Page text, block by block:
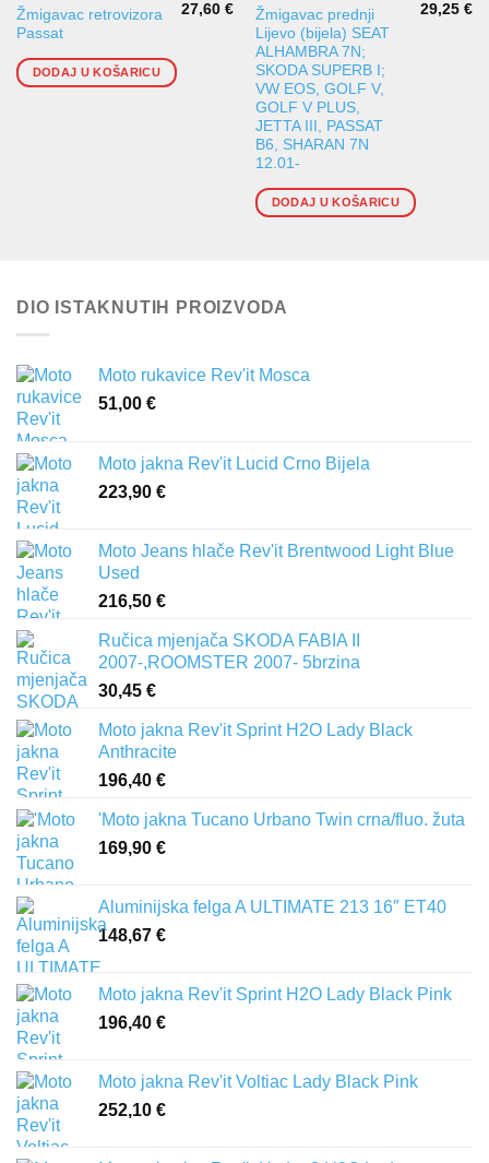
Žmigavac retrovizora
Passat
27,60€
DODAJ U KOŠARICU
Žmigavac prednji
Lijevo (bijela) SEAT
ALHAMBRA 7N;
SKODA SUPERB I;
VW EOS, GOLF V,
GOLF V PLUS,
JETTA III, PASSAT
B6, SHARAN 7N
12.01-
29,25€
DODAJ U KOŠARICU
DIO ISTAKNUTIH PROIZVODA
Moto rukavice Rev'it Mosca
51,00 €
Moto jakna Rev'it Lucid Crno Bijela
223,90 €
Moto Jeans hlače Rev'it Brentwood Light Blue
Used
216,50 €
Ručica mjenjača SKODA FABIA II
2007-,ROOMSTER 2007- 5brzina
30,45 €
Moto jakna Rev'it Sprint H2O Lady Black
Anthracite
196,40 €
'Moto jakna Tucano Urbano Twin crna/fluo. žuta
169,90 €
Aluminijska felga A ULTIMATE 213 16″ ET40
148,67 €
Moto jakna Rev'it Sprint H2O Lady Black Pink
196,40 €
Moto jakna Rev'it Voltiac Lady Black Pink
252,10 €